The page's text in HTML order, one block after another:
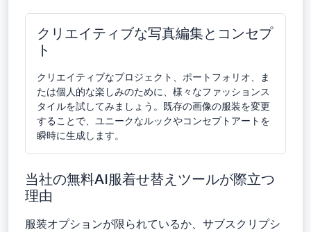
クリエイティブな写真編集とコンセプ
ト
クリエイティブなプロジェクト、ポートフォリオ、ま
たは個人的な楽しみのために、様々なファッションス
タイルを試してみましょう。既存の画像の服装を変更
することで、ユニークなルックやコンセプトアートを
瞬時に生成します。
当社の無料AI服着せ替えツールが際立つ
理由
服装オプションが限られているか、サブスクリプシ